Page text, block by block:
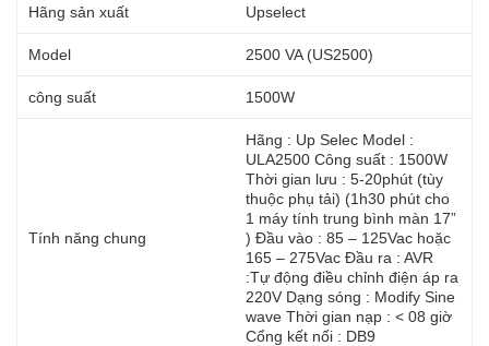
Hãng sản xuất Upselect
Model 2500 VA (US2500)
công suất 1500W
Tính năng chung
Hãng : Up Selec Model :
ULA2500 Công suất : 1500W
Thời gian lưu : 5-20phút (tùy
thuộc phụ tải) (1h30 phút cho
1 máy tính trung bình màn 17”
) Đầu vào : 85 – 125Vac hoặc
165 – 275Vac Đầu ra : AVR
:Tự động điều chỉnh điện áp ra
220V Dạng sóng : Modify Sine
wave Thời gian nạp : < 08 giờ
Cổng kết nối : DB9